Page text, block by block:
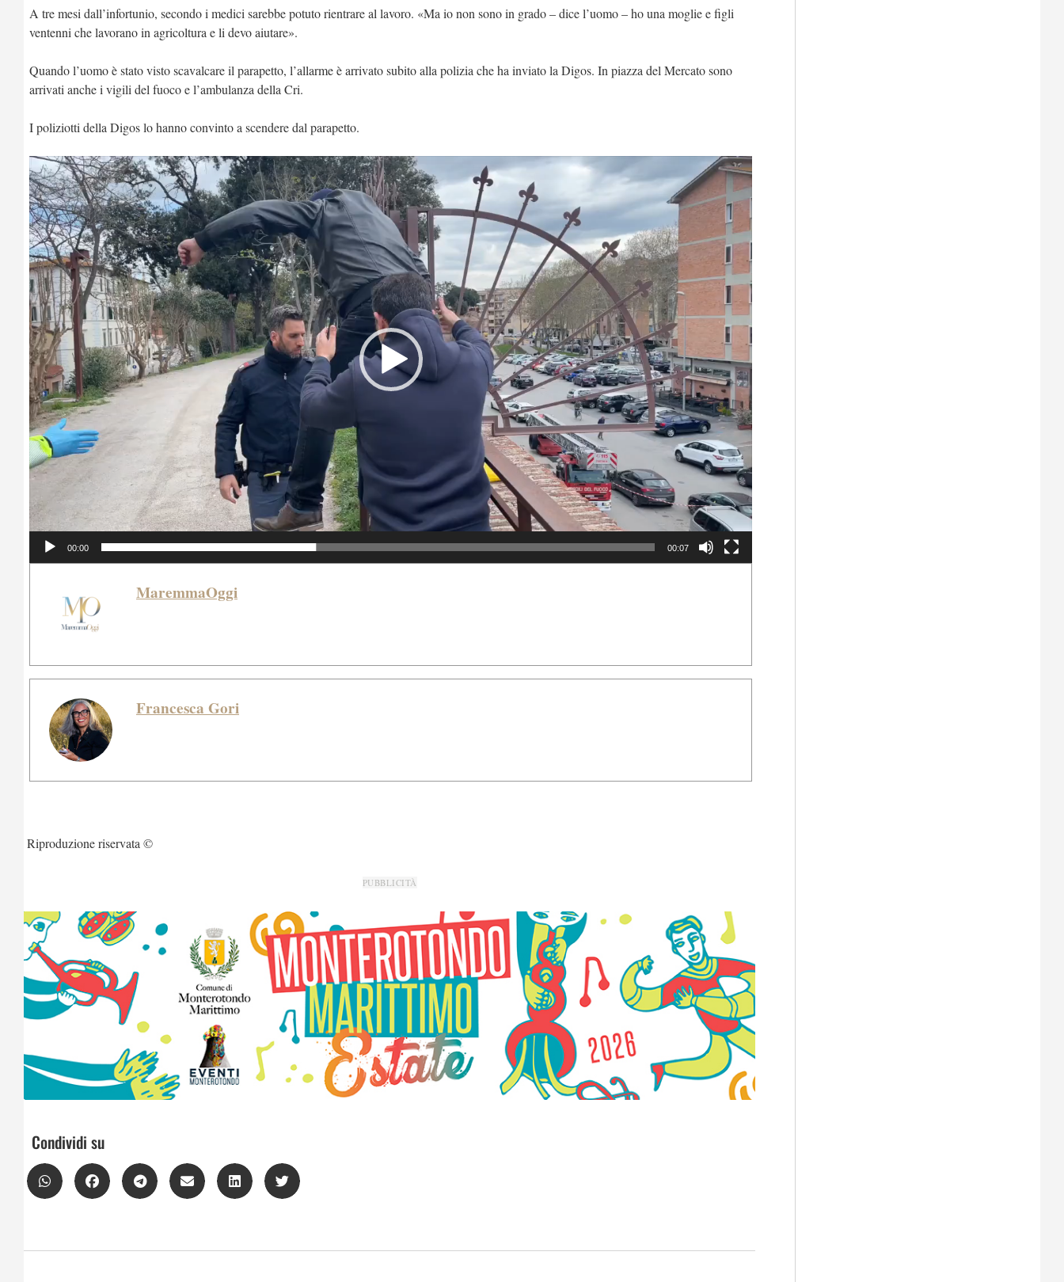
A tre mesi dall’infortunio, secondo i medici sarebbe potuto rientrare al lavoro. «Ma io non sono in grado – dice l’uomo – ho una moglie e figli
ventenni che lavorano in agricoltura e li devo aiutare».
Quando l’uomo è stato visto scavalcare il parapetto, l’allarme è arrivato subito alla polizia che ha inviato la Digos. In piazza del Mercato sono
arrivati anche i vigili del fuoco e l’ambulanza della Cri.
I poliziotti della Digos lo hanno convinto a scendere dal parapetto.
Video
Player
00:00 00:07
MaremmaOggi
Francesca Gori
Riproduzione riservata ©
PUBBLICITÀ
Condividi su